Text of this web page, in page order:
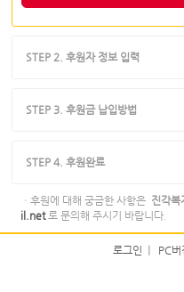
STEP 2. 후원자 정보 입력
STEP 3. 후원금 납입방법
STEP 4. 후원완료
ㆍ후원에 대해 궁금한 사항은 진각
il.net로 문의해 주시기 바랍니다.
로그인 | PC버